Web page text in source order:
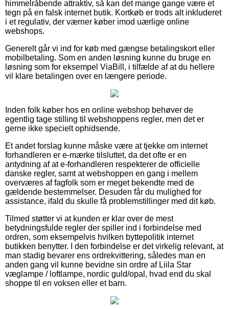
himmelråbende attraktiv, så kan det mange gange være et
tegn på en falsk internet butik. Kortkøb er trods alt inkluderet
i et regulativ, der værner køber imod uærlige online
webshops.
Generelt går vi ind for køb med gængse betalingskort eller
mobilbetaling. Som en anden løsning kunne du bruge en
løsning som for eksempel ViaBill, i tilfælde af at du hellere
vil klare betalingen over en længere periode.
Inden folk køber hos en online webshop behøver de
egentlig tage stilling til webshoppens regler, men det er
gerne ikke specielt ophidsende.
Et andet forslag kunne måske være at tjekke om internet
forhandleren er e-mærke tilsluttet, da det ofte er en
antydning af at e-forhandleren respekterer de officielle
danske regler, samt at webshoppen en gang i mellem
overværes af fagfolk som er meget bekendte med de
gældende bestemmelser. Desuden får du mulighed for
assistance, ifald du skulle få problemstillinger med dit køb.
Tilmed støtter vi at kunden er klar over de mest
betydningsfulde regler der spiller ind i forbindelse med
ordren, som eksempelvis hvilken byttepolitik internet
butikken benytter. I den forbindelse er det virkelig relevant, at
man stadig bevarer ens ordrekvittering, således man en
anden gang vil kunne bevidne sin ordre af Liila Star
væglampe / loftlampe, nordic guld/opal, hvad end du skal
shoppe til en voksen eller et barn.